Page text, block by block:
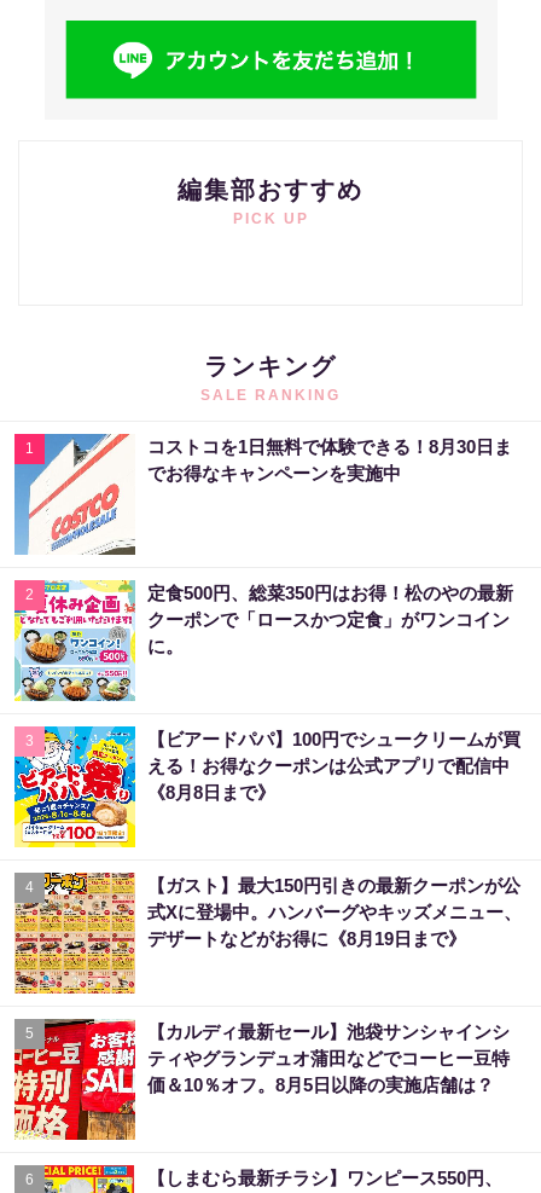
編集部おすすめ
PICK UP
ランキング
SALE RANKING
1
コストコを1日無料で体験できる！8月30日ま
でお得なキャンペーンを実施中
2
定食500円、総菜350円はお得！松のやの最新
クーポンで「ロースかつ定食」がワンコイン
に。
3
【ビアードパパ】100円でシュークリームが買
える！お得なクーポンは公式アプリで配信中
《8月8日まで》
4
【ガスト】最大150円引きの最新クーポンが公
式Xに登場中。ハンバーグやキッズメニュー、
デザートなどがお得に《8月19日まで》
5
【カルディ最新セール】池袋サンシャインシ
ティやグランデュオ蒲田などでコーヒー豆特
価＆10％オフ。8月5日以降の実施店舗は？
6
【しまむら最新チラシ】ワンピース550円、